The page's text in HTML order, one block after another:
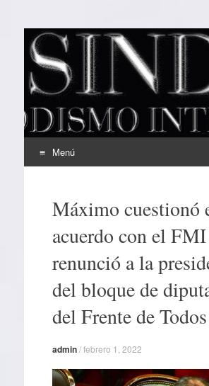
EL SINDICAL
Periodismo Inteligente
Menú
contenidoMáximo cuestionó
acuerdo con el
renunció a la
del bloque de
del Frente de Todos
admin/febrero 1, 2022